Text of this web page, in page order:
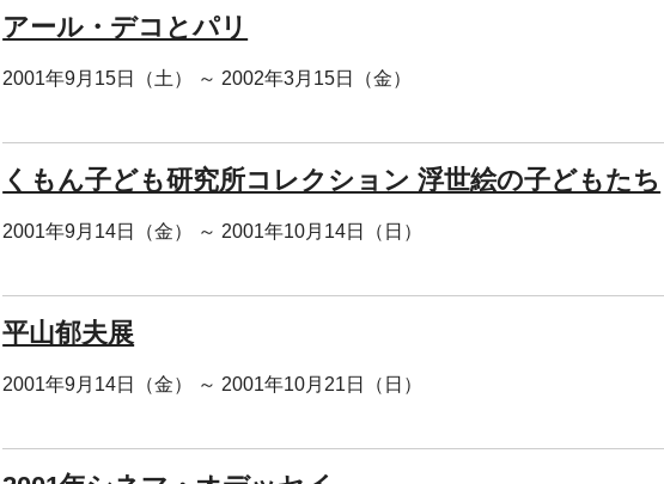
アール・デコとパリ
2001年9月15日（土） ～ 2002年3月15日（金）
くもん子ども研究所コレクション 浮世絵の子どもたち
2001年9月14日（金） ～ 2001年10月14日（日）
平山郁夫展
2001年9月14日（金） ～ 2001年10月21日（日）